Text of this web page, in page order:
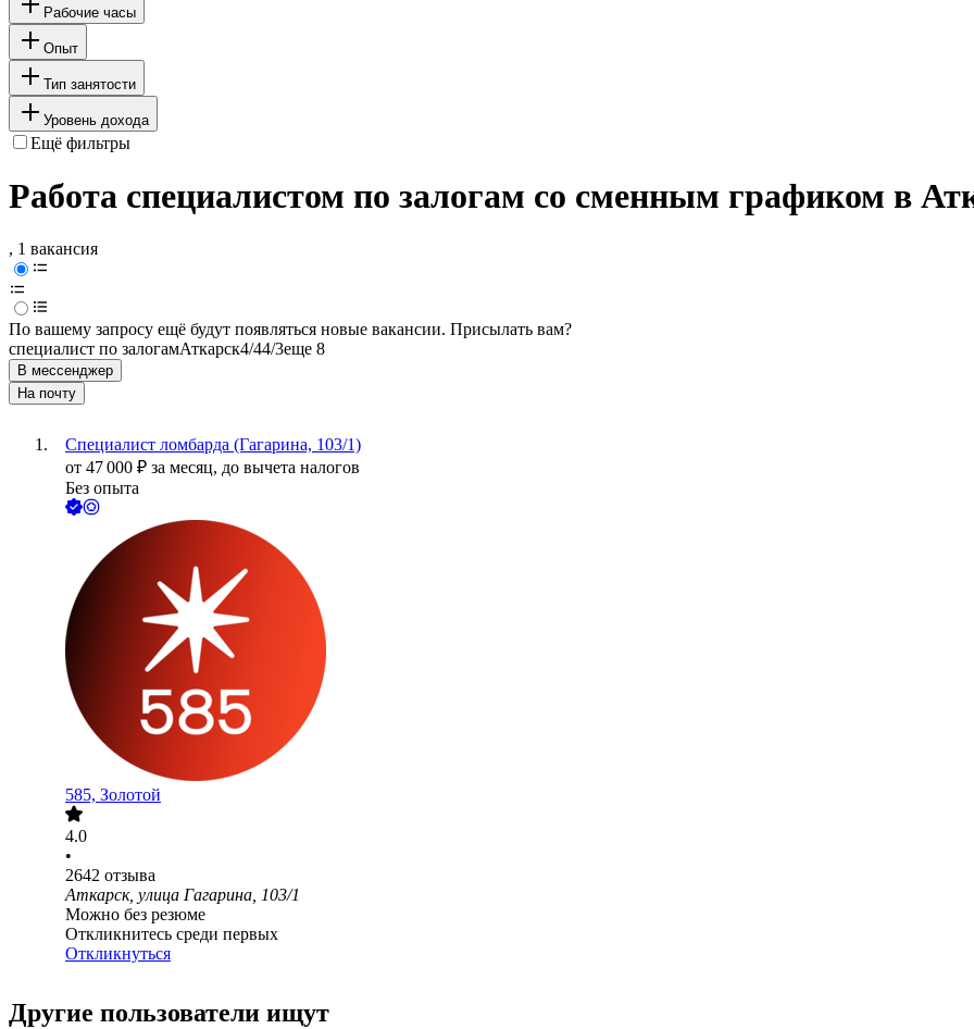
Рабочие часы
Опыт
Тип занятости
Уровень дохода
Ещё фильтры
Работа специалистом по залогам со сменным графиком в
, 1 вакансия
По вашему запросу ещё будут появляться новые вакансии. Присылать вам?
специалист по залогамАткарск4/44/3еще 8
В мессенджер
На почту
Специалист ломбарда (Гагарина, 103/1)
от 47 000 ₽ за месяц, до вычета налогов
Без опыта
585, Золотой
4.0
•
2642 отзыва
Аткарск, улица Гагарина, 103/1
Можно без резюме
Откликнитесь среди первых
Откликнуться
Другие пользователи ищут